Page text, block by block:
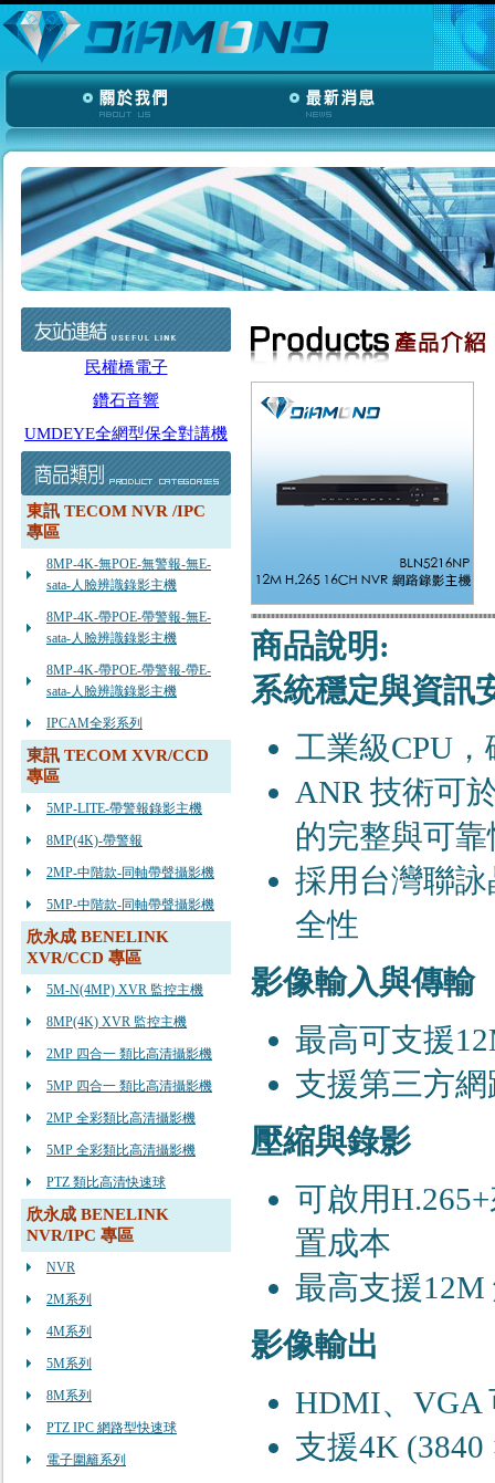
民權橋電子
鑽石音響
UMDEYE全網型保全對講機
東訊 TECOM NVR /IPC
專區
8MP-4K-無POE-無警報-無E-
sata-人臉辨識錄影主機
8MP-4K-帶POE-帶警報-無E-
sata-人臉辨識錄影主機
8MP-4K-帶POE-帶警報-帶E-
sata-人臉辨識錄影主機
IPCAM全彩系列
東訊 TECOM XVR/CCD
專區
5MP-LITE-帶警報錄影主機
8MP(4K)-帶警報
2MP-中階款-同軸帶聲攝影機
5MP-中階款-同軸帶聲攝影機
欣永成 BENELINK
XVR/CCD 專區
5M-N(4MP) XVR 監控主機
8MP(4K) XVR 監控主機
2MP 四合一 類比高清攝影機
5MP 四合一 類比高清攝影機
2MP 全彩類比高清攝影機
5MP 全彩類比高清攝影機
PTZ 類比高清快速球
欣永成 BENELINK
NVR/IPC 專區
NVR
2M系列
4M系列
5M系列
8M系列
PTZ IPC 網路型快速球
電子圍籬系列
商品說明:
系統穩定與資訊
⼯業級CPU
ANR 技術可
的完整與可靠
採⽤台灣聯
全性
影像輸入與傳輸
最⾼可⽀援
⽀援第三⽅
壓縮與錄影
可啟⽤
置成本
最⾼⽀援
影像輸出
HDMI、VGA
⽀援4K